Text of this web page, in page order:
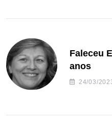
Faleceu
anos
24/03/